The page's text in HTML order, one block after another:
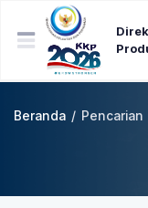
Beranda / Pencarian